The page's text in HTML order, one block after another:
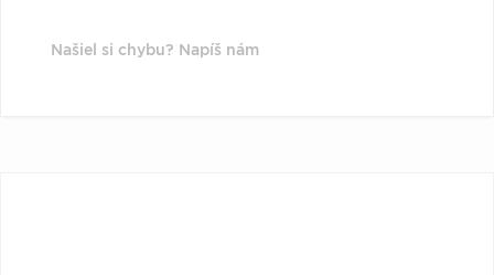
Našiel si chybu? Napíš nám